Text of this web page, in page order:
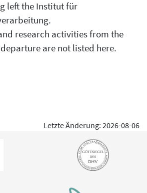
left the Institut für
research activities from the
are not listed here.
Letzte Änderung: 2026-08-06